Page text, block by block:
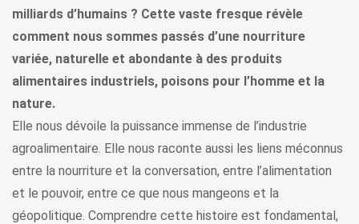
milliards d’humains ? Cette vaste fresque révèle
comment nous sommes passés d’une nourriture
variée, naturelle et abondante à des produits
alimentaires industriels, poisons pour l’homme et la
nature.
Elle nous dévoile la puissance immense de l’industrie
agroalimentaire. Elle nous raconte aussi les liens méconnus
entre la nourriture et la conversation, entre l’alimentation
et le pouvoir, entre ce que nous mangeons et la
géopolitique. Comprendre cette histoire est fondamental,